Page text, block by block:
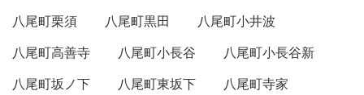
八尾町栗須
八尾町黒田
八尾町小井波
八尾町高善寺
八尾町小長谷
八尾町小長谷新
八尾町坂ノ下
八尾町東坂下
八尾町寺家